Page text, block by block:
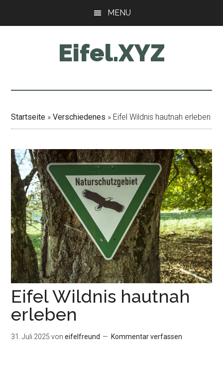
MENU
Eifel.XYZ
Startseite »Verschiedenes » Eifel Wildnis hautnah erleben
Eifel Wildnis hautnah
erleben
31. Juli 2025 voneifelfreund Kommentar verfassen